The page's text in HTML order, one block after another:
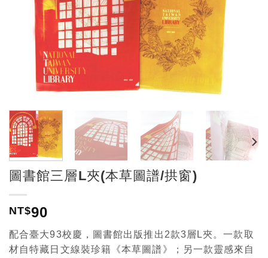
圖書館三層L夾(本草圖譜/拱窗)
NT$90
配合臺大93校慶，圖書館出版推出2款3層L夾。一款取
材自特藏日文線裝珍籍《本草圖譜》；另一款靈感來自